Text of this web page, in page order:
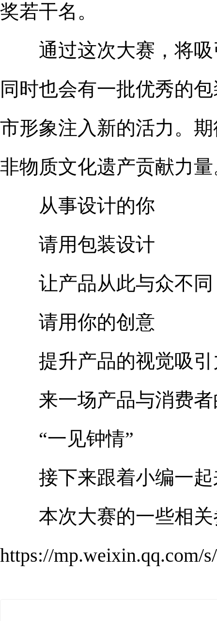
奖若干名。
通过这次大赛，将吸
同时也会有一批优秀的
市形象注入新的活力。
非物质文化遗产贡献力
从事设计的你
请用包装设计
让产品从此与众不同
请用你的创意
提升产品的视觉吸引
来一场产品与消费者
“一见钟情”
接下来跟着小编一起
本次大赛的一些相关
https://mp.weixin.qq.com/